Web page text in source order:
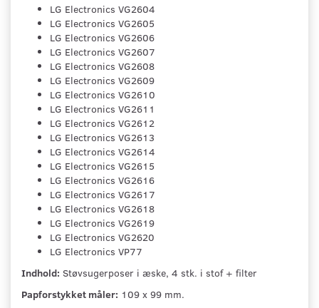
LG Electronics VG2604
LG Electronics VG2605
LG Electronics VG2606
LG Electronics VG2607
LG Electronics VG2608
LG Electronics VG2609
LG Electronics VG2610
LG Electronics VG2611
LG Electronics VG2612
LG Electronics VG2613
LG Electronics VG2614
LG Electronics VG2615
LG Electronics VG2616
LG Electronics VG2617
LG Electronics VG2618
LG Electronics VG2619
LG Electronics VG2620
LG Electronics VP77
Indhold: Støvsugerposer i æske, 4 stk. i stof + filter
Papforstykket måler: 109 x 99 mm.